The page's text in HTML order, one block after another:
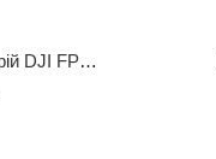
Автомобільний зарядний пристрій DJI FPV Car Charger